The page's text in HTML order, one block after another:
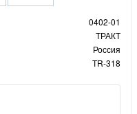
0402-01
ТРАКТ
Россия
TR-318